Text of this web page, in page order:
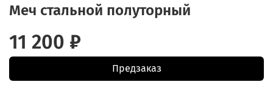
Меч стальной полуторный
11 200 ₽
Предзаказ